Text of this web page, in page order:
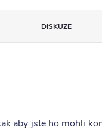
DISKUZE
aby jste ho mohli